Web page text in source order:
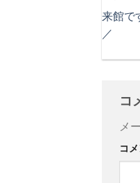
来館で
／
コ
メ
コ